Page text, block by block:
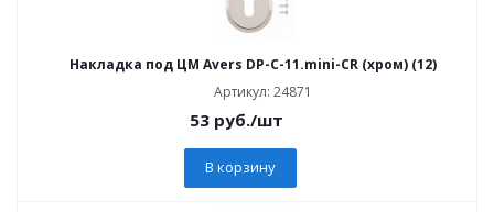
Накладка под ЦМ Avers DP-C-11.mini-CR (хром) (12)
Артикул: 24871
53руб./шт
В корзину